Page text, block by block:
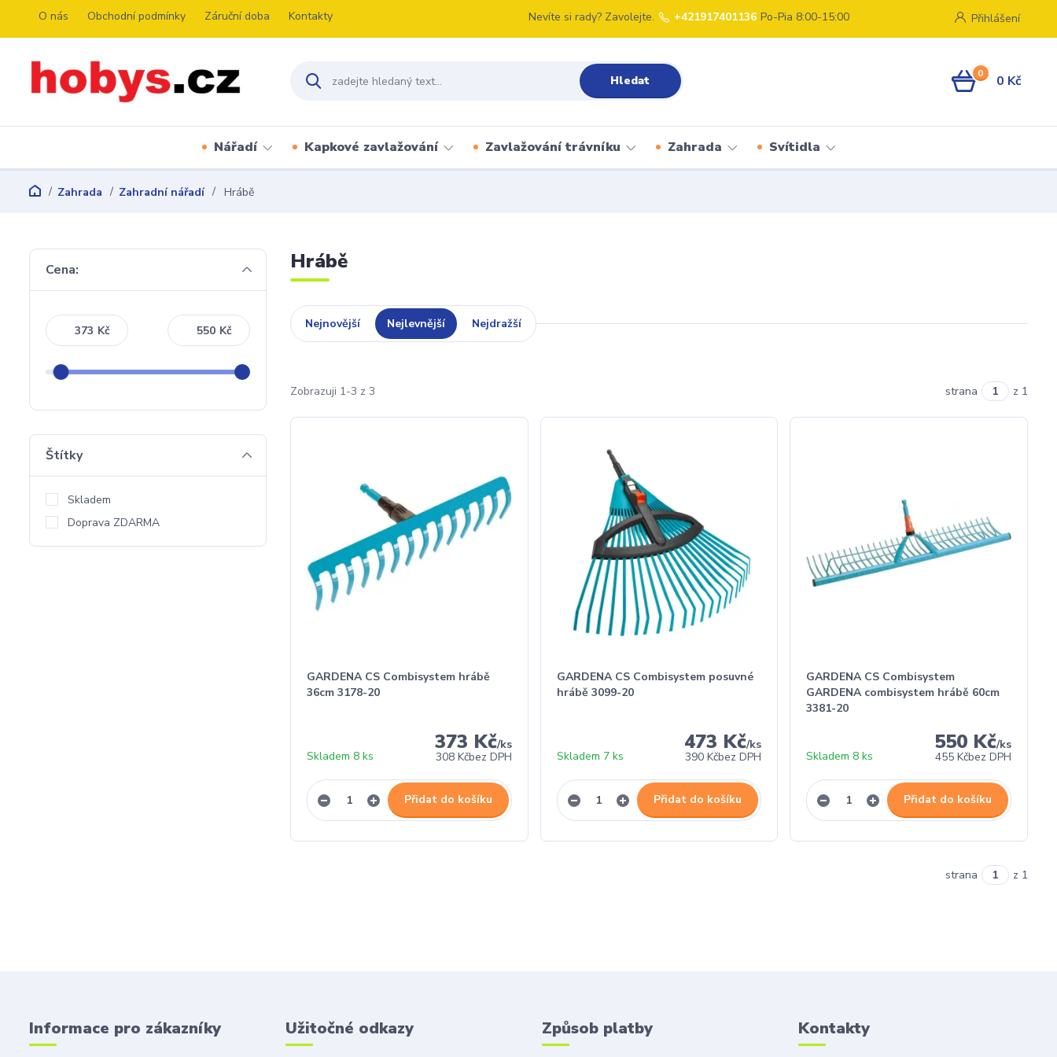
O nás Obchodní podmínky Záruční doba Kontakty Přihlášení
Hledat
Nevíte si rady? Zavolejte. +421917401136 Po-Pia 8:00-15:00
0 0 Kč
Nářadí Kapkové zavlažování Zavlažování trávníku Zahrada Svítidla
Zahrada Zahradní nářadí Hrábě
Hrábě
Nejnovější Nejlevnější Nejdražší
Zobrazuji 1-3 z 3 strana z 1
GARDENA CS Combisystem hrábě
36cm 3178-20
373 Kč/ks
308 Kčbez DPH
Skladem 8 ks
Přidat do košíku
GARDENA CS Combisystem posuvné
hrábě 3099-20
473 Kč/ks
390 Kčbez DPH
Skladem 7 ks
Přidat do košíku
GARDENA CS Combisystem
GARDENA combisystem hrábě 60cm
3381-20
550 Kč/ks
455 Kčbez DPH
Skladem 8 ks
Přidat do košíku
strana z 1
Cena:
Kč Kč
Štítky
Skladem
Doprava ZDARMA
Informace pro zákazníky Užitočné odkazy Způsob platby Kontakty